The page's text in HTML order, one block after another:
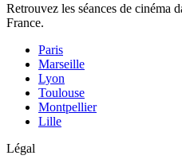
Retrouvez les séances de cinéma
France.
Paris
Marseille
Lyon
Toulouse
Montpellier
Lille
Légal